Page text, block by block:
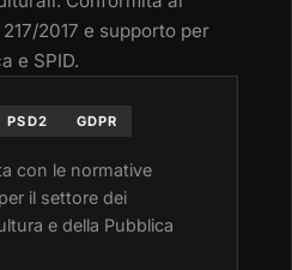
2017 e supporto per
e SPID.
PSD2 GDPR
con le normative
il settore dei
e della Pubblica